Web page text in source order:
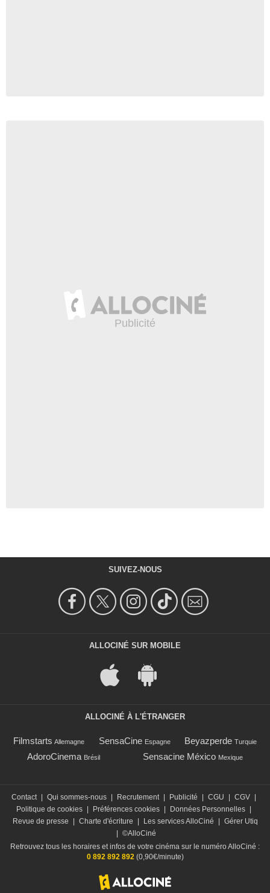
SUIVEZ-NOUS
ALLOCINÉ SUR MOBILE
ALLOCINÉ À L'ÉTRANGER
Filmstarts Allemagne SensaCine Espagne Beyazperde Turquie
AdoroCinema Brésil Sensacine México Mexique
Contact Qui sommes-nous Recrutement Publicité CGU CGV
Politique de cookies
Préférences cookies Données Personnelles
Revue de presse
Charte d'écriture Les services AlloCiné
Gérer Utiq
©AlloCiné
Retrouvez tous les horaires et infos de votre cinéma sur le numéro AlloCiné :
0 892 892 892(0,90€/minute)